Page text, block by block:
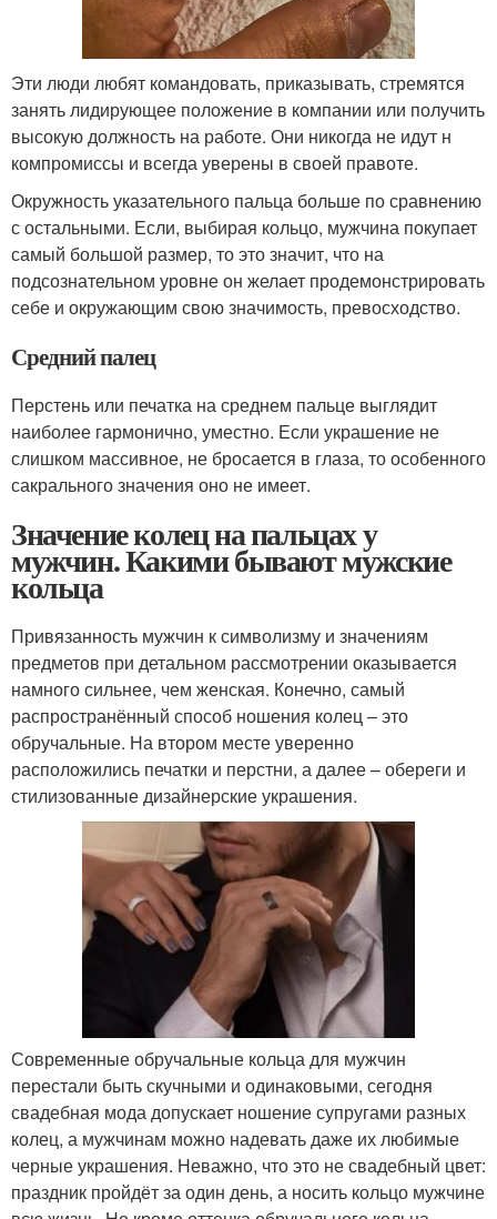
Эти люди любят командовать, приказывать, стремятся
занять лидирующее положение в компании или получить
высокую должность на работе. Они никогда не идут н
компромиссы и всегда уверены в своей правоте.
Окружность указательного пальца больше по сравнению
с остальными. Если, выбирая кольцо, мужчина покупает
самый большой размер, то это значит, что на
подсознательном уровне он желает продемонстрировать
себе и окружающим свою значимость, превосходство.
Средний палец
Перстень или печатка на среднем пальце выглядит
наиболее гармонично, уместно. Если украшение не
слишком массивное, не бросается в глаза, то особенного
сакрального значения оно не имеет.
Значение колец на пальцах у
мужчин. Какими бывают мужские
кольца
Привязанность мужчин к символизму и значениям
предметов при детальном рассмотрении оказывается
намного сильнее, чем женская. Конечно, самый
распространённый способ ношения колец – это
обручальные. На втором месте уверенно
расположились печатки и перстни, а далее – обереги и
стилизованные дизайнерские украшения.
Современные обручальные кольца для мужчин
перестали быть скучными и одинаковыми, сегодня
свадебная мода допускает ношение супругами разных
колец, а мужчинам можно надевать даже их любимые
черные украшения. Неважно, что это не свадебный цвет:
праздник пройдёт за один день, а носить кольцо мужчине